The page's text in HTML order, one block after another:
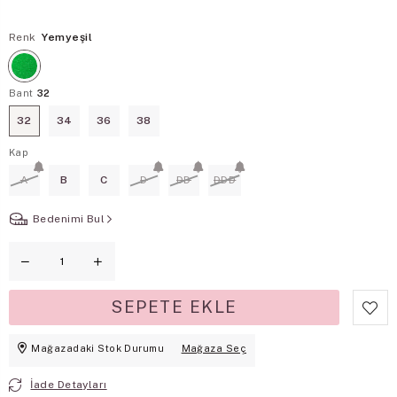
Renk Yemyeşil
Bant 32
32 34 36 38
Kap
A B C D DD DDD
Bedenimi Bul
Mağazadaki Stok Durumu Mağaza Seç
İade Detayları